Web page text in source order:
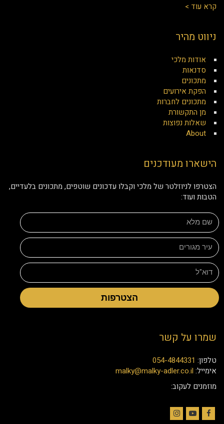
קרא עוד >
ניווט מהיר
אודות מלכי
סדנאות
מתכונים
הפקת אירועים
מתכונים לחברות
מן התקשורת
שאלות נפוצות
About
הישארו מעודכנים
הצטרפו לניוזלטר של מלכי וקבלו עדכונים שוטפים, מתכונים בלעדיים,
הטבות ועוד:
הצטרפות
שמרו על קשר
טלפון: 054-4844331
אימייל: malky@malky-adler.co.il
מוזמנים לעקוב: